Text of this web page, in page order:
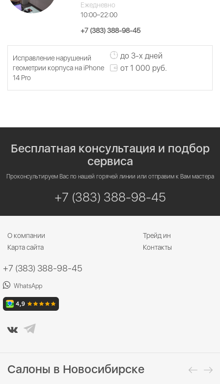
Ежедневно
10:00–22:00
+7 (383) 388-98-45
Исправление нарушений
геометрии корпуса на iPhone
14 Pro
до 3-х дней
от 1 000 руб.
Бесплатная консультация и подбор
сервиса
Проконсультируем Вас по нашей горячей линии или отправим к Вам мастера
+7 (383) 388-98-45
О компании
Трейд ин
Карта сайта
Контакты
+7 (383) 388-98-45
WhatsApp
Салоны в Новосибирске